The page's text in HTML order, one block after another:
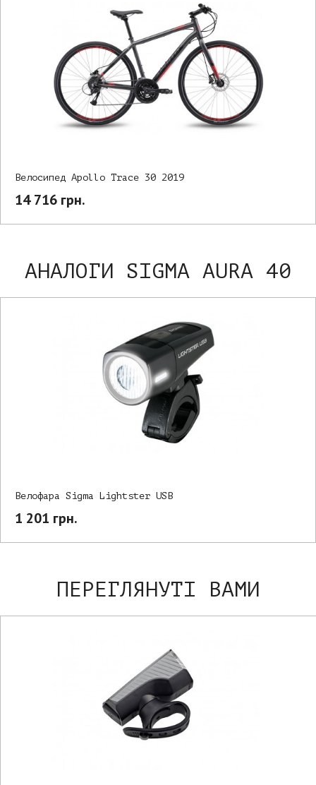
Велосипед Apollo Trace 30 2019
14 716 грн.
АНАЛОГИ SIGMA AURA 40
Велофара Sigma Lightster USB
1 201 грн.
ПЕРЕГЛЯНУТІ ВАМИ